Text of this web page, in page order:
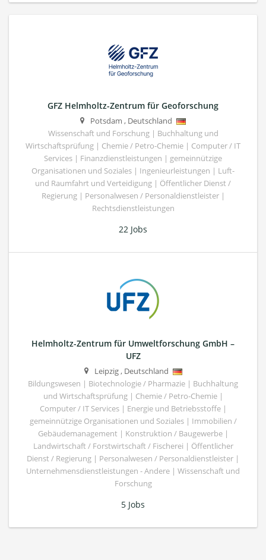
GFZ Helmholtz-Zentrum für Geoforschung
Potsdam , Deutschland
Wissenschaft und Forschung | Buchhaltung und
Wirtschaftsprüfung | Chemie / Petro-Chemie | Computer / IT
Services | Finanzdienstleistungen | gemeinnützige
Organisationen und Soziales | Ingenieurleistungen | Luft-
und Raumfahrt und Verteidigung | Öffentlicher Dienst /
Regierung | Personalwesen / Personaldienstleister |
Rechtsdienstleistungen
22 Jobs
Helmholtz-Zentrum für Umweltforschung GmbH –
UFZ
Leipzig, Deutschland
Bildungswesen | Biotechnologie / Pharmazie | Buchhaltung
und Wirtschaftsprüfung | Chemie / Petro-Chemie |
Computer / IT Services | Energie und Betriebsstoffe |
gemeinnützige Organisationen und Soziales | Immobilien /
Gebäudemanagement | Konstruktion / Baugewerbe |
Landwirtschaft / Forstwirtschaft / Fischerei | Öffentlicher
Dienst / Regierung | Personalwesen / Personaldienstleister |
Unternehmensdienstleistungen - Andere | Wissenschaft und
Forschung
5 Jobs